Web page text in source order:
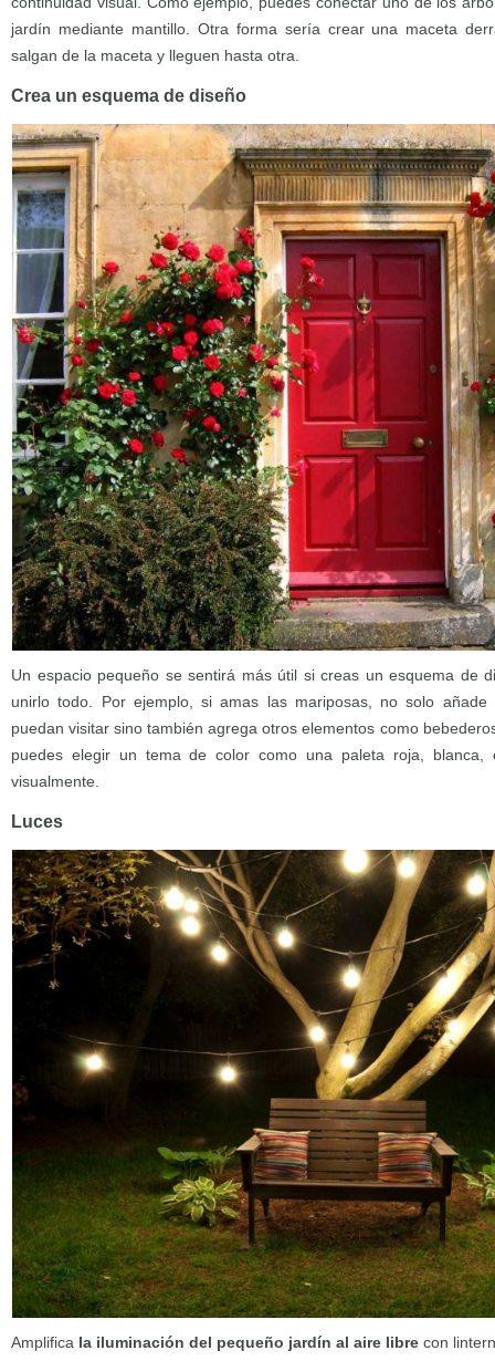
jardín mediante mantillo. Otra forma sería crear una maceta
salgan de la maceta y lleguen hasta otra.
Crea un esquema de diseño
Un espacio pequeño se sentirá más útil si creas un esquema de
unirlo todo. Por ejemplo, si amas las mariposas, no solo añade
puedan visitar sino también agrega otros elementos como
puedes elegir un tema de color como una paleta roja, blanca,
visualmente.
Luces
Amplifica la iluminación del pequeño jardín al aire libre con